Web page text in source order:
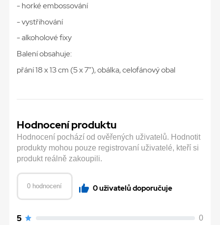
- horké embossování
- vystřihování
- alkoholové fixy
Balení obsahuje:
přání 18 x 13 cm (5 x 7"), obálka, celofánový obal
Hodnocení produktu
Hodnocení pochází od ověřených uživatelů. Hodnotit
produkty mohou pouze registrovaní uživatelé, kteří si
produkt reálně zakoupili.
0 hodnocení 0 uživatelů doporučuje
5 0